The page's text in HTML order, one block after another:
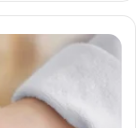
فواید
ماساژ